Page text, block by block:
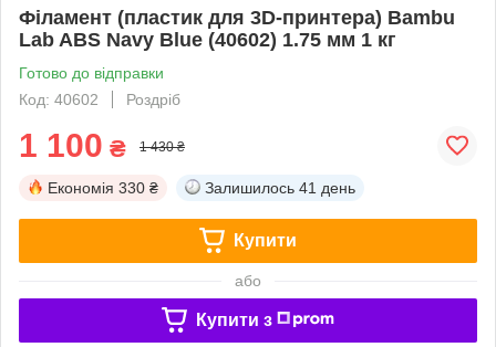
Філамент (пластик для 3D-принтера) Bambu
Lab ABS Navy Blue (40602) 1.75 мм 1 кг
Готово до відправки
Код: 40602
Роздріб
1 100 ₴ 1 430 ₴
Економія 330 ₴ Залишилось 41 день
Купити
або
Купити з